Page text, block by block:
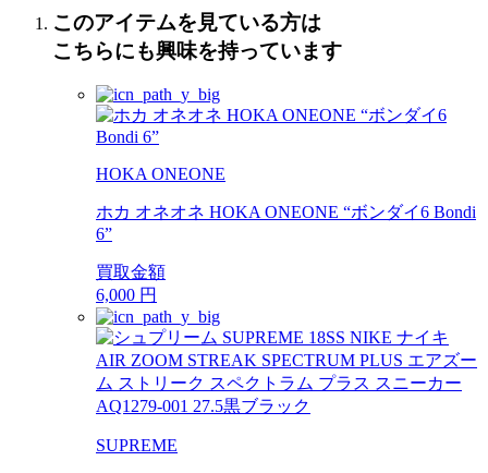
このアイテムを見ている方は
こちらにも興味を持っています
HOKA ONEONE
ホカ オネオネ HOKA ONEONE “ボンダイ6 Bondi
6”
買取金額
6,000 円
SUPREME